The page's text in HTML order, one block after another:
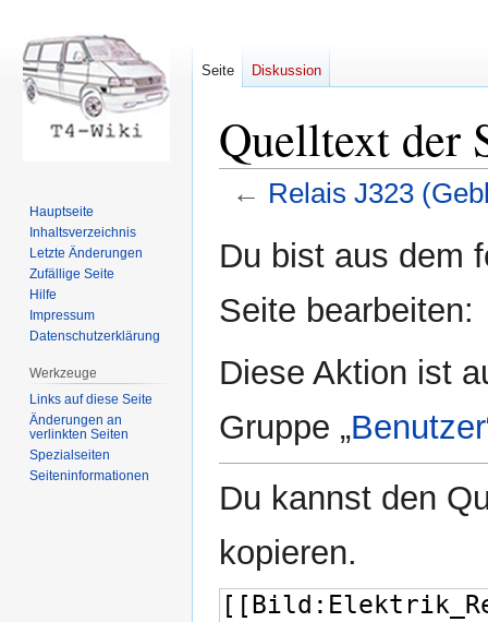
Quelltext der
← Relais J323
Navigation
Suche
Du bist aus dem
Seite bearbeiten:
Diese Aktion ist
Gruppe „Benutzer
Du kannst den
kopieren.
Seite Diskussion
Hauptseite
Inhaltsverzeichnis
Letzte Änderungen
Zufällige Seite
Hilfe
Impressum
Datenschutzerklärung
Werkzeuge
Links auf diese Seite
Änderungen an
verlinkten Seiten
Spezialseiten
Seiten­informationen